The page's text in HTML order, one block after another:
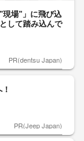
現場"」に飛び込
して踏み込んで
PR(dentsu Japan)
PR(Jeep Japan)